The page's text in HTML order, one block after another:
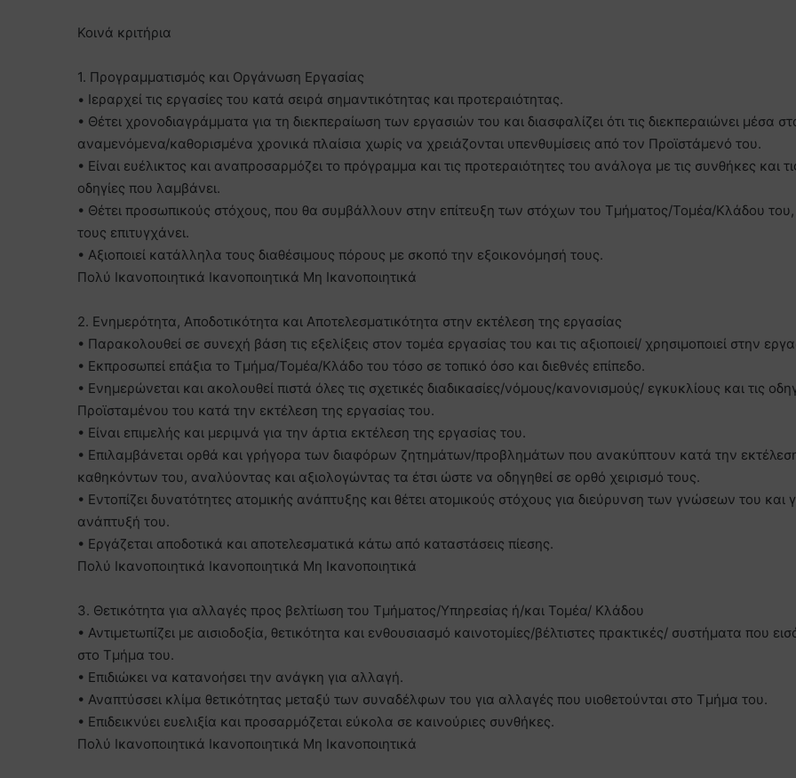
Κοινά κριτήρια
1. Προγραμματισμός και Οργάνωση Εργασίας
• Ιεραρχεί τις εργασίες του κατά σειρά σημαντικότητας και προτεραιότητας.
• Θέτει χρονοδιαγράμματα για τη διεκπεραίωση των εργασιών του και διασφαλίζει ότι τις διεκπεραιώνει μέσα
αναμενόμενα/καθορισμένα χρονικά πλαίσια χωρίς να χρειάζονται υπενθυμίσεις από τον Προϊστάμενό του.
• Είναι ευέλικτος και αναπροσαρμόζει το πρόγραμμα και τις προτεραιότητες του ανάλογα με τις συνθήκες και
οδηγίες που λαμβάνει.
• Θέτει προσωπικούς στόχους, που θα συμβάλλουν στην επίτευξη των στόχων του Τμήματος/Τομέα/Κλάδου του,
τους επιτυγχάνει.
• Αξιοποιεί κατάλληλα τους διαθέσιμους πόρους με σκοπό την εξοικονόμησή τους.
Πολύ Ικανοποιητικά Ικανοποιητικά Μη Ικανοποιητικά
2. Ενημερότητα, Αποδοτικότητα και Αποτελεσματικότητα στην εκτέλεση της εργασίας
• Παρακολουθεί σε συνεχή βάση τις εξελίξεις στον τομέα εργασίας του και τις αξιοποιεί/ χρησιμοποιεί στην
• Εκπροσωπεί επάξια το Τμήμα/Τομέα/Κλάδο του τόσο σε τοπικό όσο και διεθνές επίπεδο.
• Ενημερώνεται και ακολουθεί πιστά όλες τις σχετικές διαδικασίες/νόμους/κανονισμούς/ εγκυκλίους και τις
Προϊσταμένου του κατά την εκτέλεση της εργασίας του.
• Είναι επιμελής και μεριμνά για την άρτια εκτέλεση της εργασίας του.
• Επιλαμβάνεται ορθά και γρήγορα των διαφόρων ζητημάτων/προβλημάτων που ανακύπτουν κατά την
καθηκόντων του, αναλύοντας και αξιολογώντας τα έτσι ώστε να οδηγηθεί σε ορθό χειρισμό τους.
• Εντοπίζει δυνατότητες ατομικής ανάπτυξης και θέτει ατομικούς στόχους για διεύρυνση των γνώσεων του και
ανάπτυξή του.
• Εργάζεται αποδοτικά και αποτελεσματικά κάτω από καταστάσεις πίεσης.
Πολύ Ικανοποιητικά Ικανοποιητικά Μη Ικανοποιητικά
3. Θετικότητα για αλλαγές προς βελτίωση του Τμήματος/Υπηρεσίας ή/και Τομέα/ Κλάδου
• Αντιμετωπίζει με αισιοδοξία, θετικότητα και ενθουσιασμό καινοτομίες/βέλτιστες πρακτικές/ συστήματα που
στο Τμήμα του.
• Επιδιώκει να κατανοήσει την ανάγκη για αλλαγή.
• Αναπτύσσει κλίμα θετικότητας μεταξύ των συναδέλφων του για αλλαγές που υιοθετούνται στο Τμήμα του.
• Επιδεικνύει ευελιξία και προσαρμόζεται εύκολα σε καινούριες συνθήκες.
Πολύ Ικανοποιητικά Ικανοποιητικά Μη Ικανοποιητικά